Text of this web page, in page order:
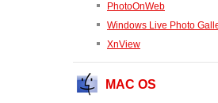
PhotoOnWeb
Windows Live Photo
XnView
MAC OS